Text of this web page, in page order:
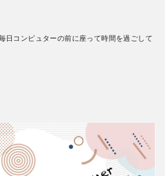
日コンピュターの前に座って時間を過ごして